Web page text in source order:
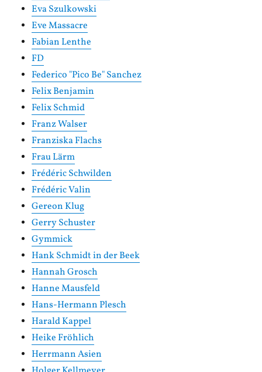
Eva Szulkowski
Eve Massacre
Fabian Lenthe
FD
Federico "Pico Be" Sanchez
Felix Benjamin
Felix Schmid
Franz Walser
Franziska Flachs
Frau Lärm
Frédéric Schwilden
Frédéric Valin
Gereon Klug
Gerry Schuster
Gymmick
Hank Schmidt in der Beek
Hannah Grosch
Hanne Mausfeld
Hans-Hermann Plesch
Harald Kappel
Heike Fröhlich
Herrmann Asien